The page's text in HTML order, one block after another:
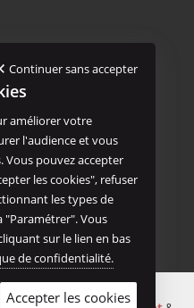
Continuer sans accepter
améliorer votre
l'audience et vous
Vous pouvez accepter
les cookies", refuser
les types de
"Paramétrer". Vous
sur le lien en bas
de confidentialité.
Accepter les cookies